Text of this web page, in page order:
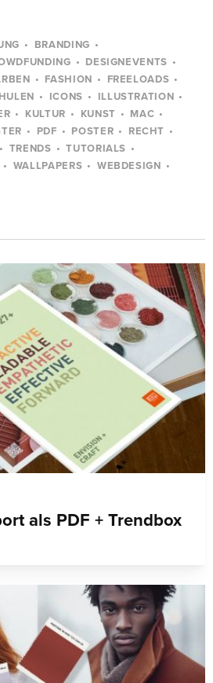
BRANDING
DESIGNEVENTS
FASHION
FREELOADS
ICONS
ILLUSTRATION
KULTUR KUNST
MAC
PDF POSTER
RECHT
TRENDS
TUTORIALS
WALLPAPERS
WEBDESIGN
als PDF + Trendbox